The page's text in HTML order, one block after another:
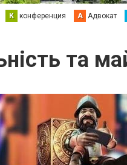
К конференция А Адвокат
та